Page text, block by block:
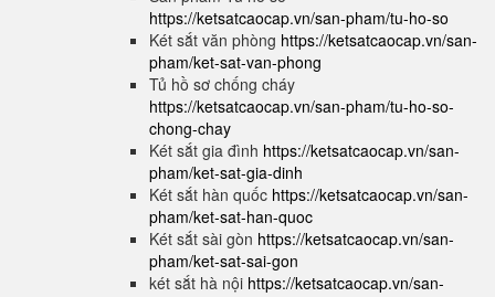
https://ketsatcaocap.vn/san-pham/tu-ho-so
Két sắt văn phòng https://ketsatcaocap.vn/san-
pham/ket-sat-van-phong
Tủ hồ sơ chống cháy
https://ketsatcaocap.vn/san-pham/tu-ho-so-
chong-chay
Két sắt gia đình https://ketsatcaocap.vn/san-
pham/ket-sat-gia-dinh
Két sắt hàn quốc https://ketsatcaocap.vn/san-
pham/ket-sat-han-quoc
Két sắt sài gòn https://ketsatcaocap.vn/san-
pham/ket-sat-sai-gon
két sắt hà nội https://ketsatcaocap.vn/san-